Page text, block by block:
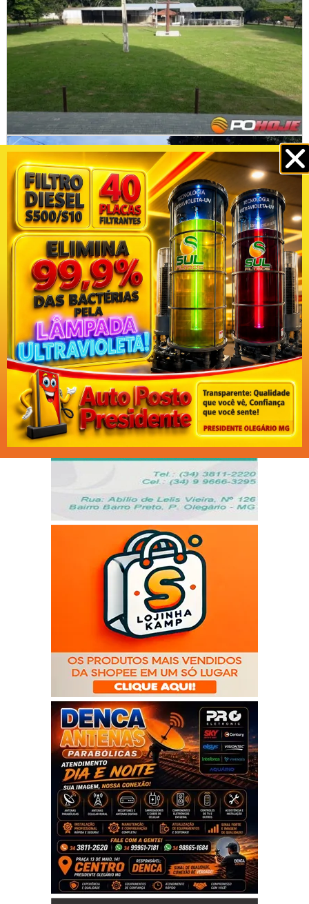
Facebook
Twitter
WhatsApp
Messenger
Telegram
Copy
Link
Print